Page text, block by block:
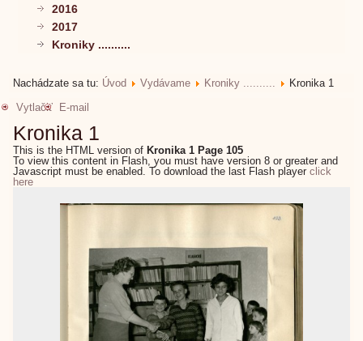
2016
2017
Kroniky ..........
Nachádzate sa tu: Úvod Vydávame Kroniky ..........
Kronika 1
Vytlačiť
E-mail
Kronika 1
This is the HTML version of Kronika 1 Page 105
To view this content in Flash, you must have version 8 or greater and
Javascript must be enabled. To download the last Flash playerclick
here